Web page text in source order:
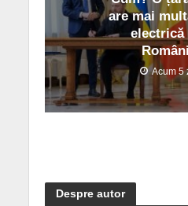
are mai
electrică
Acum 5
Despre autor